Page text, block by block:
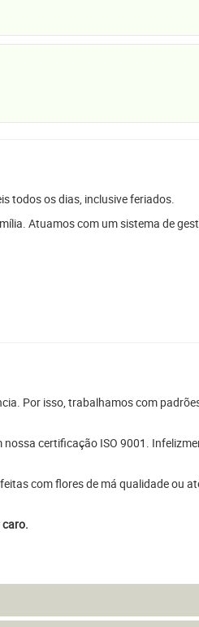
todos os dias, inclusive feriados.
Atuamos com um sistema de
Por isso, trabalhamos com
certificação ISO 9001.
com flores de má qualidade ou